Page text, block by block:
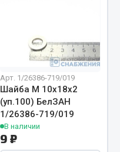
Арт. 1/26386-719/019
Шайба М 10х18х2
(уп.100) БелЗАН
1/26386-719/019
В наличии
9 ₽